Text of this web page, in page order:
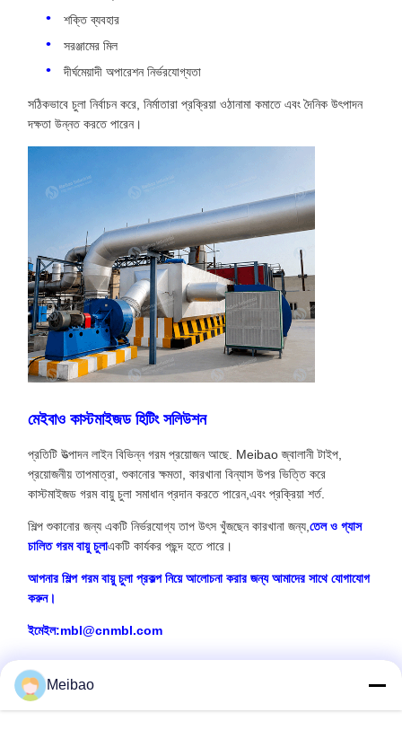
শক্তি ব্যবহার
সরঞ্জামের মিল
দীর্ঘমেয়াদী অপারেশন নির্ভরযোগ্যতা
সঠিকভাবে চুলা নির্বাচন করে, নির্মাতারা প্রক্রিয়া ওঠানামা কমাতে এবং দৈনিক উৎপাদন
দক্ষতা উন্নত করতে পারেন।
মেইবাও কাস্টমাইজড হিটিং সলিউশন
প্রতিটি উত্পাদন লাইন বিভিন্ন গরম প্রয়োজন আছে. Meibao জ্বালানী টাইপ,
প্রয়োজনীয় তাপমাত্রা, শুকানোর ক্ষমতা, কারখানা বিন্যাস উপর ভিত্তি করে
কাস্টমাইজড গরম বায়ু চুলা সমাধান প্রদান করতে পারেন,এবং প্রক্রিয়া শর্ত.
শিল্প শুকানোর জন্য একটি নির্ভরযোগ্য তাপ উৎস খুঁজছেন কারখানা জন্য,তেল ও গ্যাস
চালিত গরম বায়ু চুলাএকটি কার্যকর পছন্দ হতে পারে।
আপনার শিল্প গরম বায়ু চুলা প্রকল্প নিয়ে আলোচনা করার জন্য আমাদের সাথে যোগাযোগ
করুন।
ইমেইল:mbl@cnmbl.com
প্রস্তাবিত পণ্য
Meibao